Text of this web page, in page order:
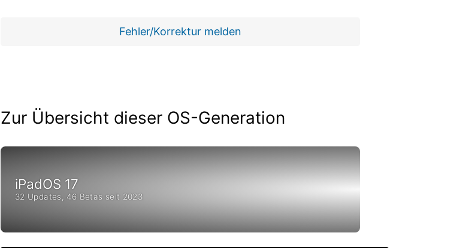
Fehler/Korrektur melden
Zur Übersicht dieser OS-Generation
iPadOS 17
32 Updates, 46 Betas seit 2023